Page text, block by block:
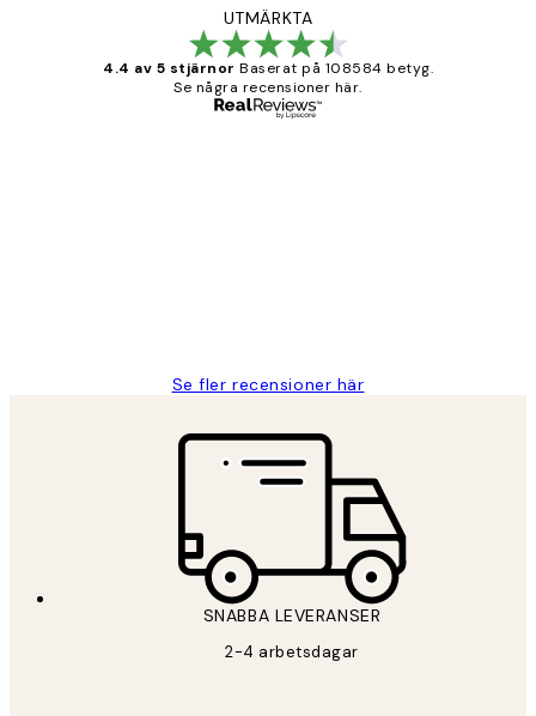
UTMÄRKTA
4.4 av 5 stjärnor Baserat på 108584 betyg.
Se några recensioner här.
Se fler recensioner här
SNABBA LEVERANSER
2-4 arbetsdagar